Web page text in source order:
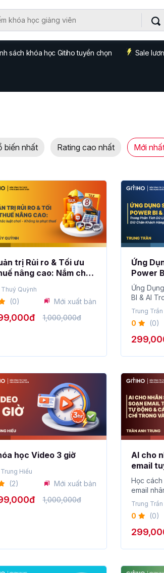
sách khóa học Gitiho tuyển chọn Sale
biến nhất Rating cao nhất Mới
trị Rủi ro & Tối ưu
nâng cao: Nắm chắc
Thuý Quỳnh
(0) Mới xuất bản
1,000,000đ
Ứng
Power
Tích Dữ
Ứng
BI & AI
Ngân
Trung Trần
0 (0)
học Video 3 giờ
Hiếu
(2) Mới xuất bản
1,000,000đ
AI cho
email
& cá
vài phút
Học
email
nhân hóa
Trung Trần
0 (0)